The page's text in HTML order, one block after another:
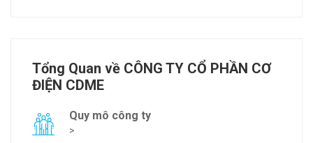
Tổng Quan về CÔNG TY CỔ PHẦN CƠ
ĐIỆN CDME
Quy mô công ty
>